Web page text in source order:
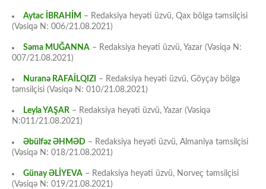
Aytac İBRAHİM – Redaksiya heyəti üzvü, Qax bölgə təmsilçisi
(Vəsiqə N: 006/21.08.2021)
Səma MUĞANNA – Redaksiya heyəti üzvü, Yazar (Vəsiqə N:
007/21.08.2021)
Nuranə RAFAİLQIZI
– Redaksiya heyəti üzvü, Göyçay bölgə
təmsilçisi (Vəsiqə N: 010/21.08.2021)
Leyla YAŞAR – Redaksiya heyəti üzvü, Yazar (Vəsiqə
N:011/21.08.2021)
Əbülfəz ƏHMƏD – Redaksiya heyəti üzvü, Almaniya təmsilçisi
(Vəsiqə N: 018/21.08.2021)
Günay ƏLİYEVA – Redaksiya heyəti üzvü, Norveç təmsilçisi
(Vəsiqə N: 019/21.08.2021)